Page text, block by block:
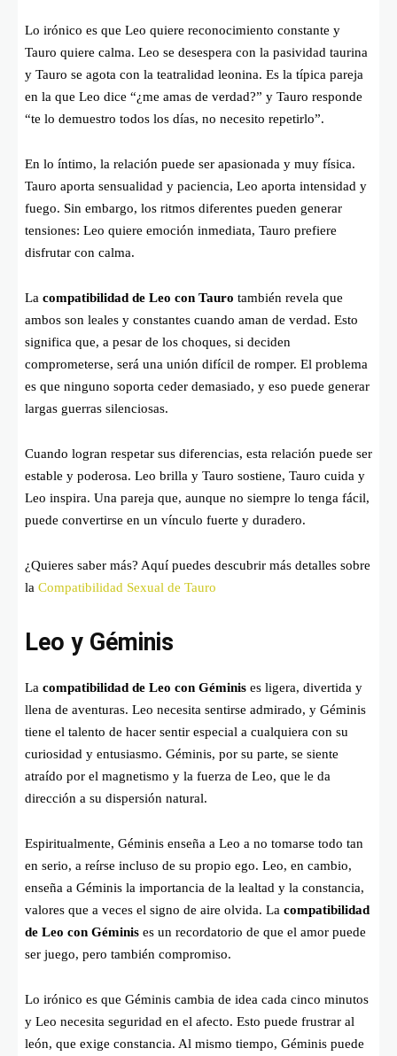
Lo irónico es que Leo quiere reconocimiento constante y
Tauro quiere calma. Leo se desespera con la pasividad taurina
y Tauro se agota con la teatralidad leonina. Es la típica pareja
en la que Leo dice “¿me amas de verdad?” y Tauro responde
“te lo demuestro todos los días, no necesito repetirlo”.
En lo íntimo, la relación puede ser apasionada y muy física.
Tauro aporta sensualidad y paciencia, Leo aporta intensidad y
fuego. Sin embargo, los ritmos diferentes pueden generar
tensiones: Leo quiere emoción inmediata, Tauro prefiere
disfrutar con calma.
La compatibilidad de Leo con Tauro también revela que
ambos son leales y constantes cuando aman de verdad. Esto
significa que, a pesar de los choques, si deciden
comprometerse, será una unión difícil de romper. El problema
es que ninguno soporta ceder demasiado, y eso puede generar
largas guerras silenciosas.
Cuando logran respetar sus diferencias, esta relación puede ser
estable y poderosa. Leo brilla y Tauro sostiene, Tauro cuida y
Leo inspira. Una pareja que, aunque no siempre lo tenga fácil,
puede convertirse en un vínculo fuerte y duradero.
¿Quieres saber más? Aquí puedes descubrir más detalles sobre
la Compatibilidad Sexual de Tauro
Leo y Géminis
La compatibilidad de Leo con Géminis es ligera, divertida y
llena de aventuras. Leo necesita sentirse admirado, y Géminis
tiene el talento de hacer sentir especial a cualquiera con su
curiosidad y entusiasmo. Géminis, por su parte, se siente
atraído por el magnetismo y la fuerza de Leo, que le da
dirección a su dispersión natural.
Espiritualmente, Géminis enseña a Leo a no tomarse todo tan
en serio, a reírse incluso de su propio ego. Leo, en cambio,
enseña a Géminis la importancia de la lealtad y la constancia,
valores que a veces el signo de aire olvida. La compatibilidad
de Leo con Géminis es un recordatorio de que el amor puede
ser juego, pero también compromiso.
Lo irónico es que Géminis cambia de idea cada cinco minutos
y Leo necesita seguridad en el afecto. Esto puede frustrar al
león, que exige constancia. Al mismo tiempo, Géminis puede